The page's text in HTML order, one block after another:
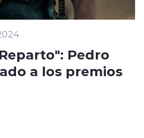
Pedro
a los premios